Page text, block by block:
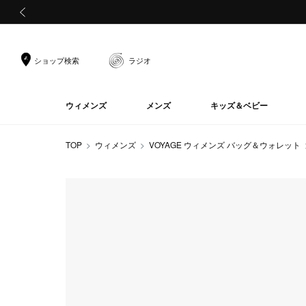
ショップ検索 ラジオ
ウィメンズ メンズ キッズ＆ベビー
TOP ウィメンズ VOYAGE ウィメンズ バッグ＆ウォレット